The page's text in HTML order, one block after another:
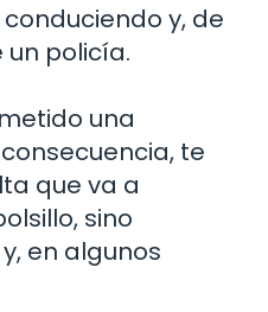
y, de
policía.
una
te
que va a
sino
en algunos